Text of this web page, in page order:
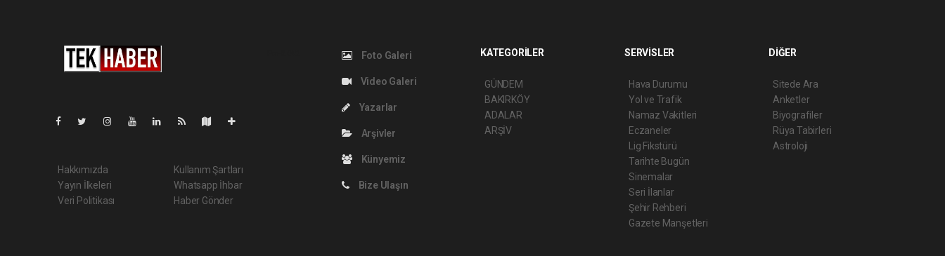
Hakkımızda
Yayın İlkeleri
Veri Politikası
Kullanım Şartları
Whatsapp İhbar
Haber Gönder
Foto Galeri
Video Galeri
Yazarlar
Arşivler
Künyemiz
Bize Ulaşın
KATEGORİLER
GÜNDEM
BAKIRKÖY
ADALAR
ARŞİV
SERVİSLER
Hava Durumu
Yol ve Trafik
Namaz Vakitleri
Eczaneler
Lig Fikstürü
Tarihte Bugün
Sinemalar
Seri İlanlar
Şehir Rehberi
Gazete Manşetleri
DİĞER
Sitede Ara
Anketler
Biyografiler
Rüya Tabirleri
Astroloji